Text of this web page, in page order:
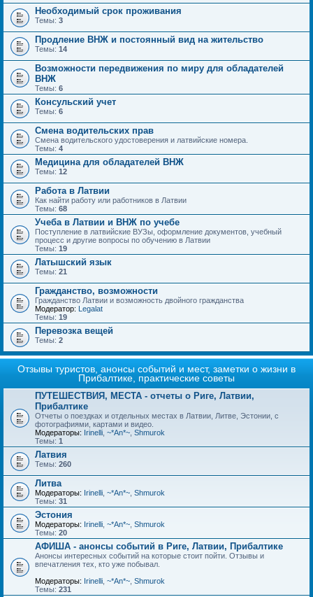
Необходимый срок проживания
Темы: 3
Продление ВНЖ и постоянный вид на жительство
Темы: 14
Возможности передвижения по миру для обладателей
ВНЖ
Темы: 6
Консульский учет
Темы: 6
Смена водительских прав
Смена водительского удостоверения и латвийские номера.
Темы: 4
Медицина для обладателей ВНЖ
Темы: 12
Работа в Латвии
Как найти работу или работников в Латвии
Темы: 68
Учеба в Латвии и ВНЖ по учебе
Поступление в латвийские ВУЗы, оформление документов, учебный
процесс и другие вопросы по обучению в Латвии
Темы: 19
Латышский язык
Темы: 21
Гражданство, возможности
Гражданство Латвии и возможность двойного гражданства
Модератор:
Legalat
Темы: 19
Перевозка вещей
Темы: 2
Отзывы туристов, анонсы событий и мест, заметки о жизни в
Прибалтике, практические советы
ПУТЕШЕСТВИЯ, МЕСТА - отчеты о Риге, Латвии,
Прибалтике
Отчеты о поездках и отдельных местах в Латвии, Литве, Эстонии, с
фотографиями, картами и видео.
Модераторы: Irinelli ~*An*~ Shmurok
Темы: 1
Латвия
Темы: 260
Литва
Модераторы: Irinelli ~*An*~ Shmurok
Темы: 31
Эстония
Модераторы: Irinelli ~*An*~ Shmurok
Темы: 20
АФИША - анонсы событий в Риге, Латвии, Прибалтике
Анонсы интересных событий на которые стоит пойти. Отзывы и
впечатления тех, кто уже побывал.
Модераторы: Irinelli ~*An*~ Shmurok
Темы: 231